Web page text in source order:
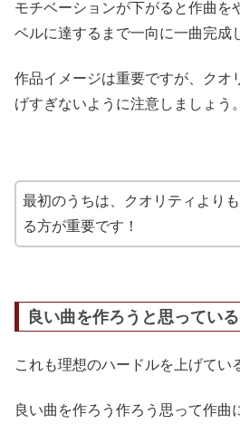
モチベーションが下がると作曲を
ベルに達するまで一向に一曲完成
作品イメージは重要ですが、クオ
げすぎないように注意しましょう。
最初のうちは、クオリティより
る方が重要です！
良い曲を作ろうと思っている
これも理想のハードルを上げてい
良い曲を作ろう作ろう思って作曲